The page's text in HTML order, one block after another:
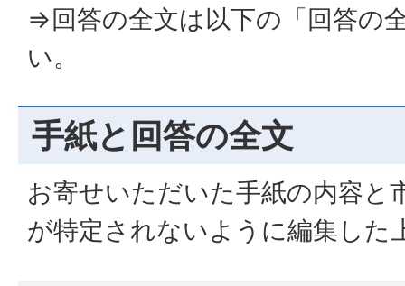
⇒回答の全文は以下の「回答の
い。
手紙と回答の全文
お寄せいただいた手紙の内容と
が特定されないように編集した